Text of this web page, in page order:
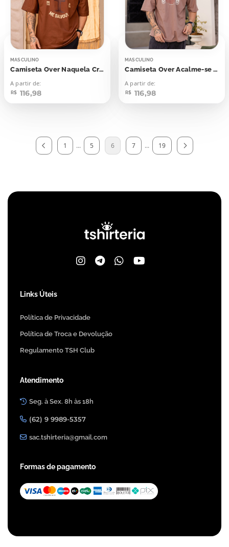
MASCULINO
Camiseta Over Naquela Cruz Me Salvou
A partir de:
R$ 116,98
MASCULINO
Camiseta Over Acalme-se e Deixe Deus Agir
A partir de:
R$ 116,98
1 ... 5 6 7 ... 19
Links Úteis
Política de Privacidade
Política de Troca e Devolução
Regulamento TSH Club
Atendimento
Seg. à Sex. 8h às 18h
(62) 9 9989-5357
sac.tshirteria@gmail.com
Formas de pagamento